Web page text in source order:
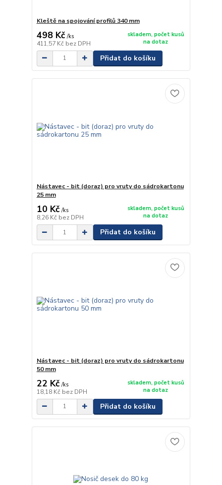
Kleště na spojování profilů 340 mm
498 Kč /ks
411,57 Kč bez DPH
skladem, počet kusů
na dotaz
Přidat do košíku
Nástavec - bit (doraz) pro vruty do sádrokartonu
25 mm
10 Kč /ks
8,26 Kč bez DPH
skladem, počet kusů
na dotaz
Přidat do košíku
Nástavec - bit (doraz) pro vruty do sádrokartonu
50 mm
22 Kč /ks
18,18 Kč bez DPH
skladem, počet kusů
na dotaz
Přidat do košíku